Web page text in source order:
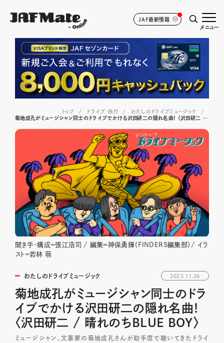
JAF最新情報
メニュー
トップ ドライブ･旅行
わたしのドライブミュージック
菊地成孔がミュージシャン同士のドライブでかける沢田研二の隠れ名曲！ 〈沢田研二 / 晴れのちBLUE BOY〉
聞き手・構成＝張江浩司 / 編集＝神保勇揮（FINDERS編集部）/ イラ
スト＝若林 萌
わたしのドライブミュージック 2023.11.26
菊地成孔がミュージシャン同士のドラ
イブでかける沢田研二の隠れ名曲！
〈沢田研二 / 晴れのちBLUE BOY〉
ミュージシャン、文筆家の菊地成孔さんが助手席で聴いてきたドライ